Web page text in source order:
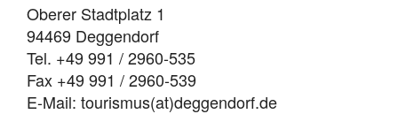
Oberer Stadtplatz 1
94469 Deggendorf
Tel. +49 991 / 2960-535
Fax +49 991 / 2960-539
E-Mail: tourismus(at)deggendorf.de